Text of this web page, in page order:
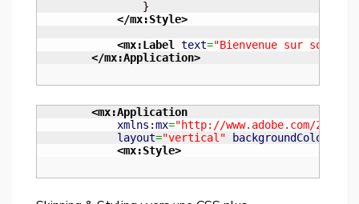
</mx:Style>
<mx:Label
text="Bienvenue sur
</mx:Application>
<mx:Application
xmlns:mx="http://www.adobe.com/2006/
layout="vertical" backgroundColor
<mx:Style>